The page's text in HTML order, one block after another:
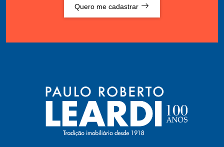
Quero me cadastrar